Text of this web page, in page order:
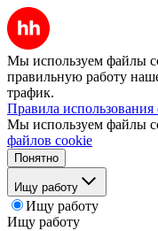
Мы используем файлы
правильную работу
трафик.
Правила
Мы используем файлы
файлов cookie
Понятно
Ищу работу
Ищу работу
Ищу работу